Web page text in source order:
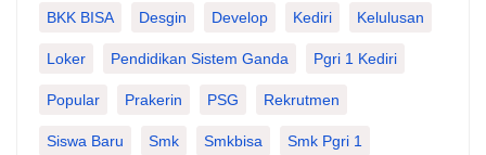
BKK BISA Desgin Develop Kediri Kelulusan
Loker Pendidikan Sistem Ganda Pgri 1 Kediri
Popular Prakerin PSG Rekrutmen
Siswa Baru Smk Smkbisa Smk Pgri 1